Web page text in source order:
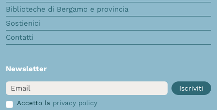
Biblioteche di Bergamo e provincia
Sostienici
Contatti
Newsletter
Email
Iscriviti
Accetto la privacy policy